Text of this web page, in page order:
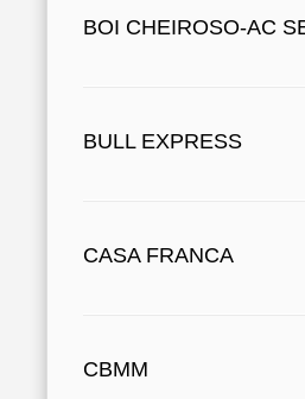
BOI CHEIROSO-AC
BULL EXPRESS
CASA FRANCA
CBMM